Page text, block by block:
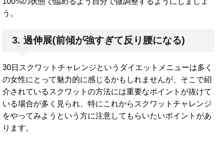
う。
3. 過伸展(前傾が強すぎて反り腰になる)
30日スクワットチャレンジというダイエットメニューは多く
の女性にとって魅力的に感じるかもしれませんが、そこで紹
介されているスクワットの方法には重要なポイントが抜けて
いる場合が多く見られ、特にこれからスクワットチャレンジ
をやってみようという方に注意してもらいたいポイントがあ
ります。